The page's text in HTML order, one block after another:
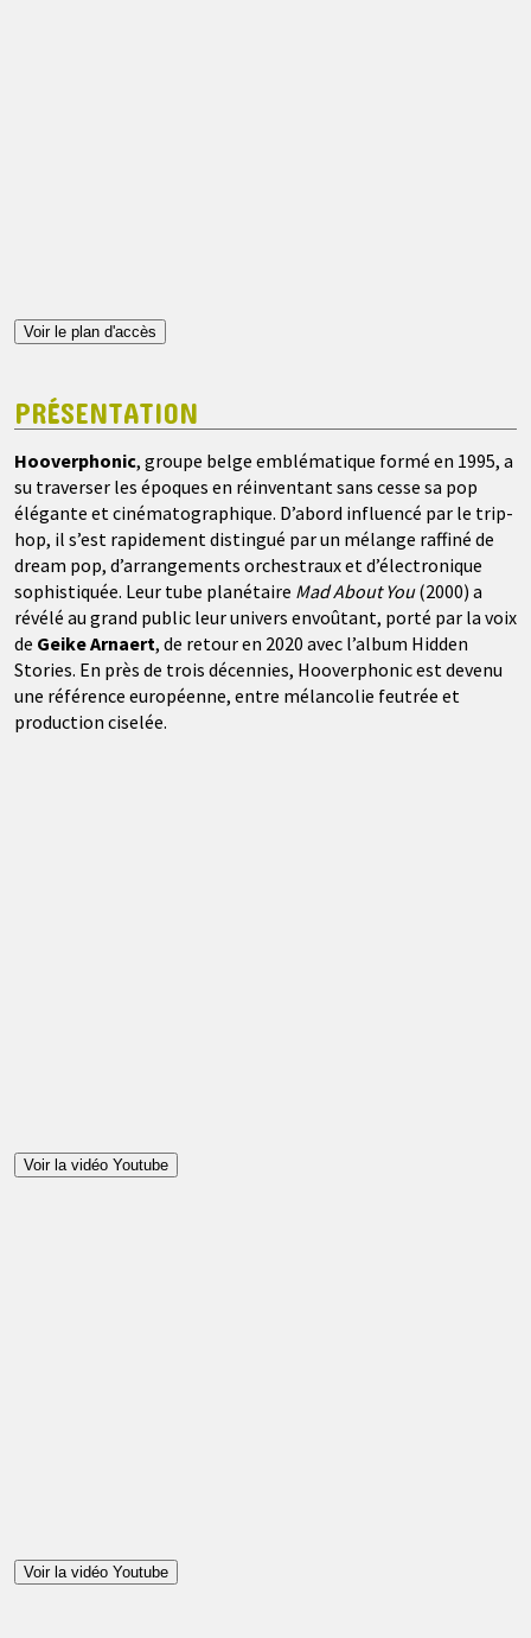
Voir le plan d'accès
PRÉSENTATION
Hooverphonic, groupe belge emblématique formé en 1995, a
su traverser les époques en réinventant sans cesse sa pop
élégante et cinématographique. D’abord influencé par le trip-
hop, il s’est rapidement distingué par un mélange raffiné de
dream pop, d’arrangements orchestraux et d’électronique
sophistiquée. Leur tube planétaire Mad About You (2000) a
révélé au grand public leur univers envoûtant, porté par la voix
de Geike Arnaert, de retour en 2020 avec l’album Hidden
Stories. En près de trois décennies, Hooverphonic est devenu
une référence européenne, entre mélancolie feutrée et
production ciselée.
Voir la vidéo Youtube
Voir la vidéo Youtube